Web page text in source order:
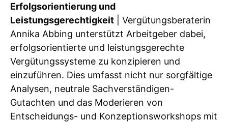
Erfolgsorientierung und
Leistungsgerechtigkeit | Vergütungsberaterin
Annika Abbing unterstützt Arbeitgeber dabei,
erfolgsorientierte und leistungsgerechte
Vergütungssysteme zu konzipieren und
einzuführen. Dies umfasst nicht nur sorgfältige
Analysen, neutrale Sachverständigen-
Gutachten und das Moderieren von
Entscheidungs- und Konzeptionsworkshops mit